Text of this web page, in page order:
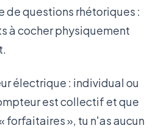
de questions rhétoriques :
à cocher physiquement
électrique : individual ou
est collectif et que
forfaitaires », tu n'as aucun